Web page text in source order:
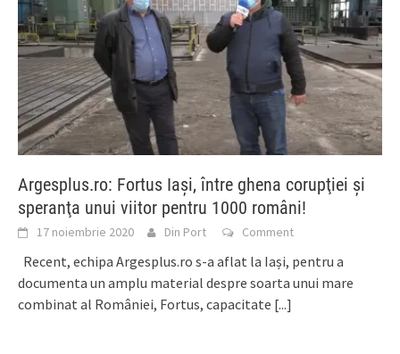
Argesplus.ro: Fortus Iaşi, între ghena corupţiei şi
speranţa unui viitor pentru 1000 români!
17 noiembrie 2020 Din Port Comment
Recent, echipa Argesplus.ro s-a aflat la Iași, pentru a
documenta un amplu material despre soarta unui mare
combinat al României, Fortus, capacitate [...]